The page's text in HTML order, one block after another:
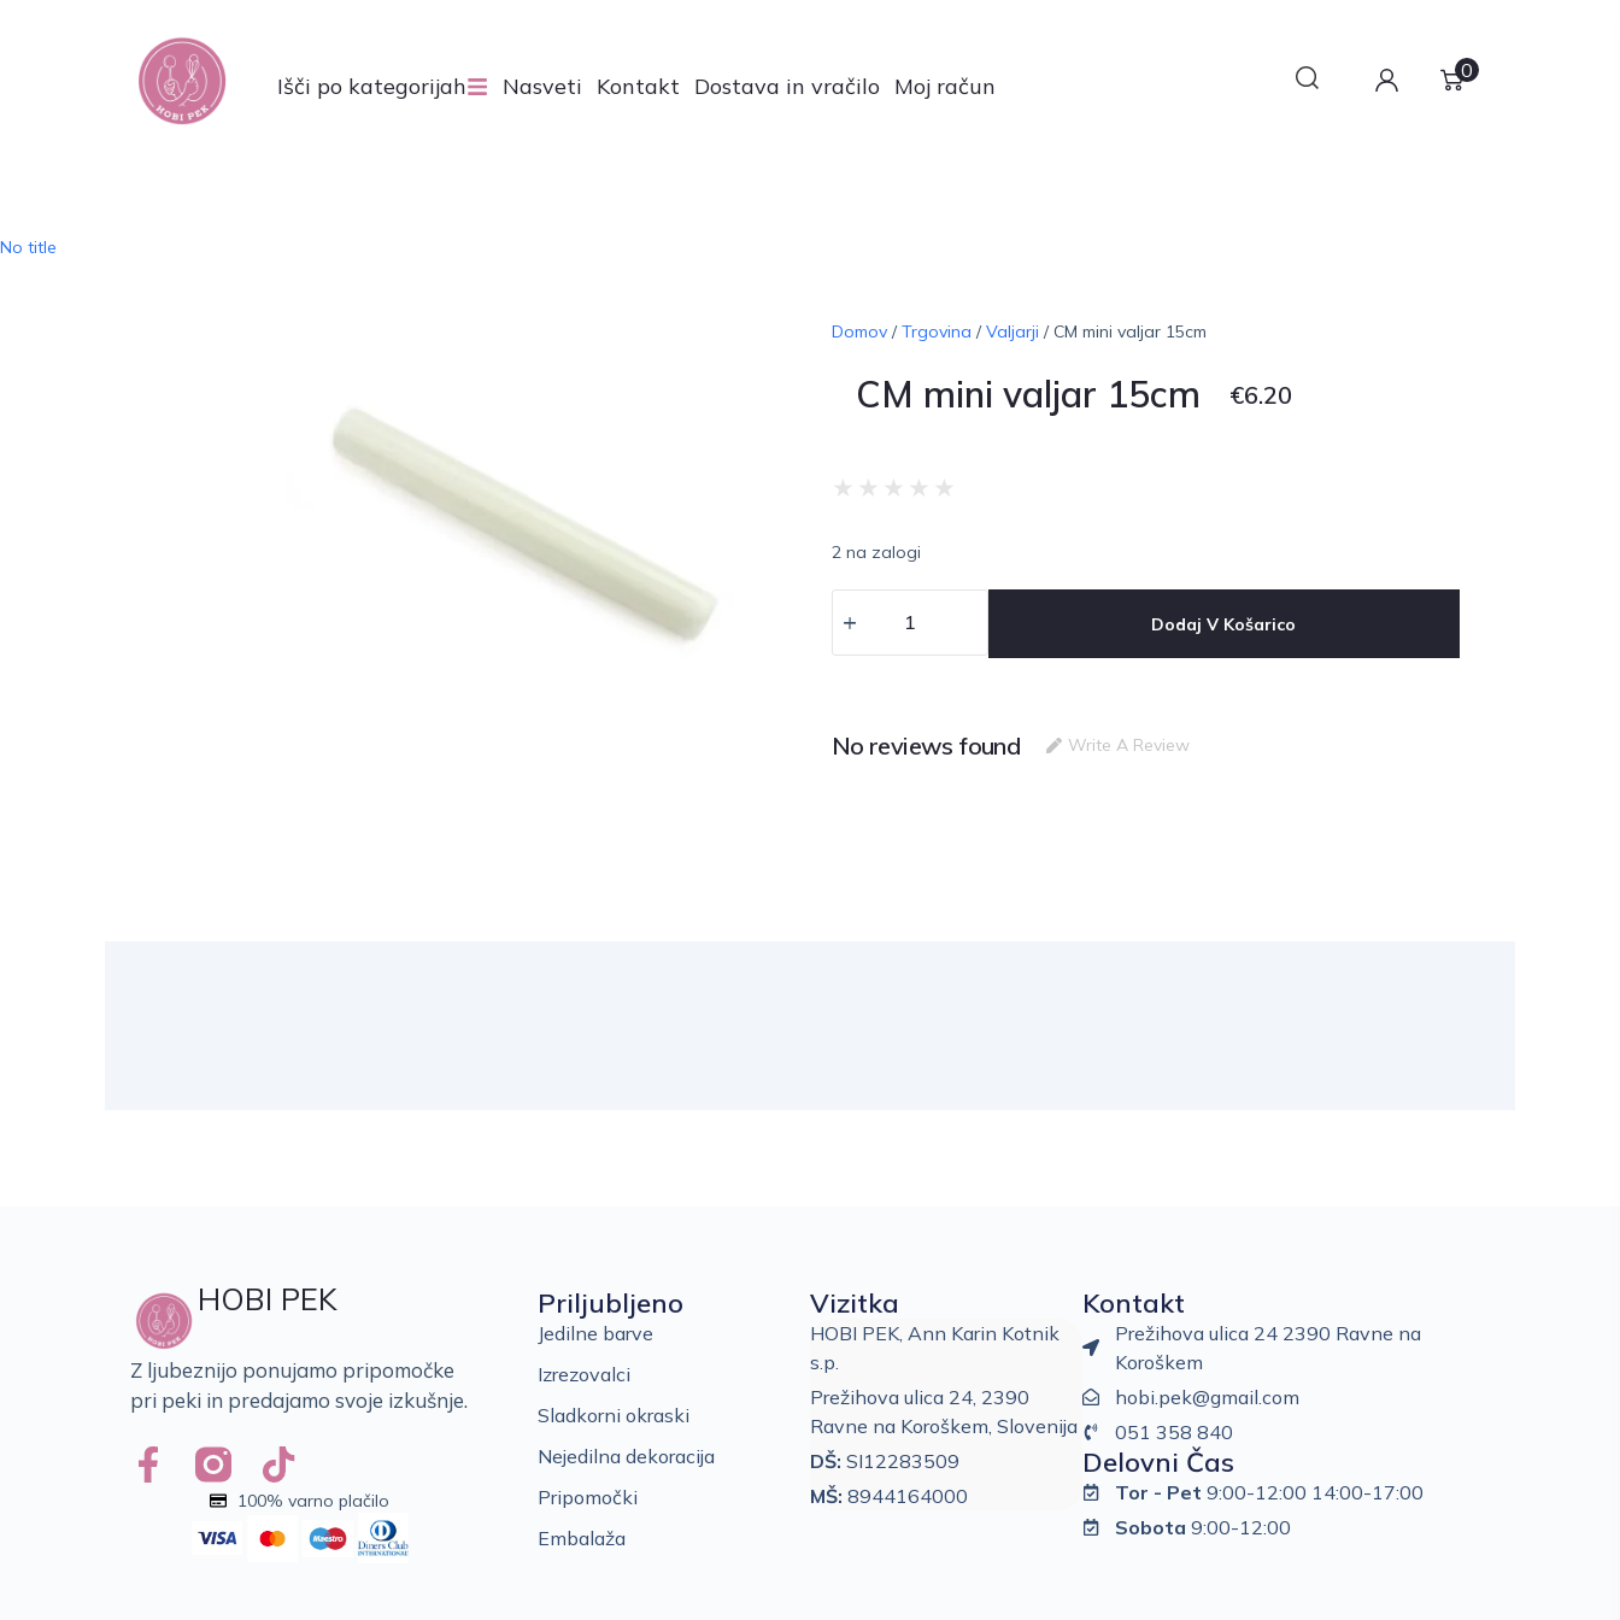
Išči po kategorijah Nasveti Kontakt Dostava in vračilo Moj račun
0
No title
Domov/Trgovina /Valjarji / CM mini valjar 15cm
CM mini valjar 15cm €6.20
★ ★ ★ ★ ★
2 na zalogi
Dodaj V Košarico
No reviews found Write A Review
HOBI PEK
Z ljubeznijo ponujamo pripomočke
pri peki in predajamo svoje izkušnje.
100% varno plačilo
Priljubljeno
Jedilne barve
Izrezovalci
Sladkorni okraski
Nejedilna dekoracija
Pripomočki
Embalaža
Vizitka
HOBI PEK, Ann Karin Kotnik
s.p.
Prežihova ulica 24, 2390
Ravne na Koroškem, Slovenija
DŠ: SI12283509
MŠ: 8944164000
Kontakt
Prežihova ulica 24 2390 Ravne na
Koroškem
hobi.pek@gmail.com
051 358 840
Delovni Čas
Tor - Pet 9:00-12:00 14:00-17:00
Sobota 9:00-12:00